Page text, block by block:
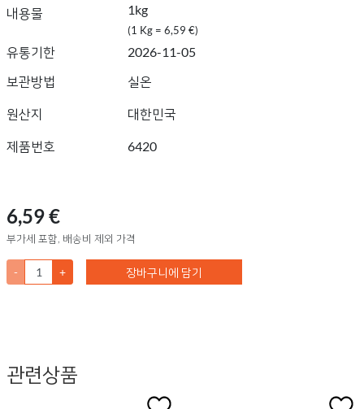
내용물 1kg
(1 Kg = 6,59 €)
유통기한
2026-11-05
보관방법
실온
원산지 대한민국
제품번호 6420
6,59 €
부가세 포함, 배송비 제외 가격
- + 장바구니에 담기
관련상품